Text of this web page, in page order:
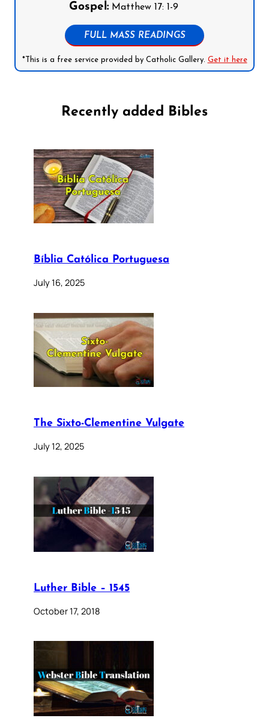
Gospel:Matthew 17: 1-9
FULL MASS READINGS
*This is a free service provided by Catholic Gallery. Get it here
Recently added Bibles
Bíblia Católica Portuguesa
July 16, 2025
The Sixto-Clementine Vulgate
July 12, 2025
Luther Bible – 1545
October 17, 2018